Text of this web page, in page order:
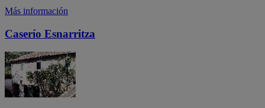
Más información
Caserío Esnarritza